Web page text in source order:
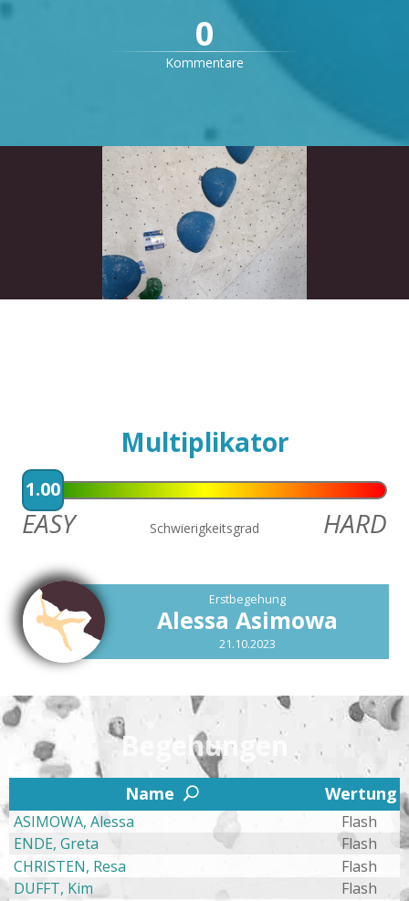
0
Kommentare
Multiplikator
1.00
EASY Schwierigkeitsgrad HARD
Erstbegehung
Alessa Asimowa
21.10.2023
Begehungen
Name U Wertung
ASIMOWA, Alessa
Flash
ENDE, Greta
Flash
CHRISTEN, Resa
Flash
DUFFT, Kim
Flash
2